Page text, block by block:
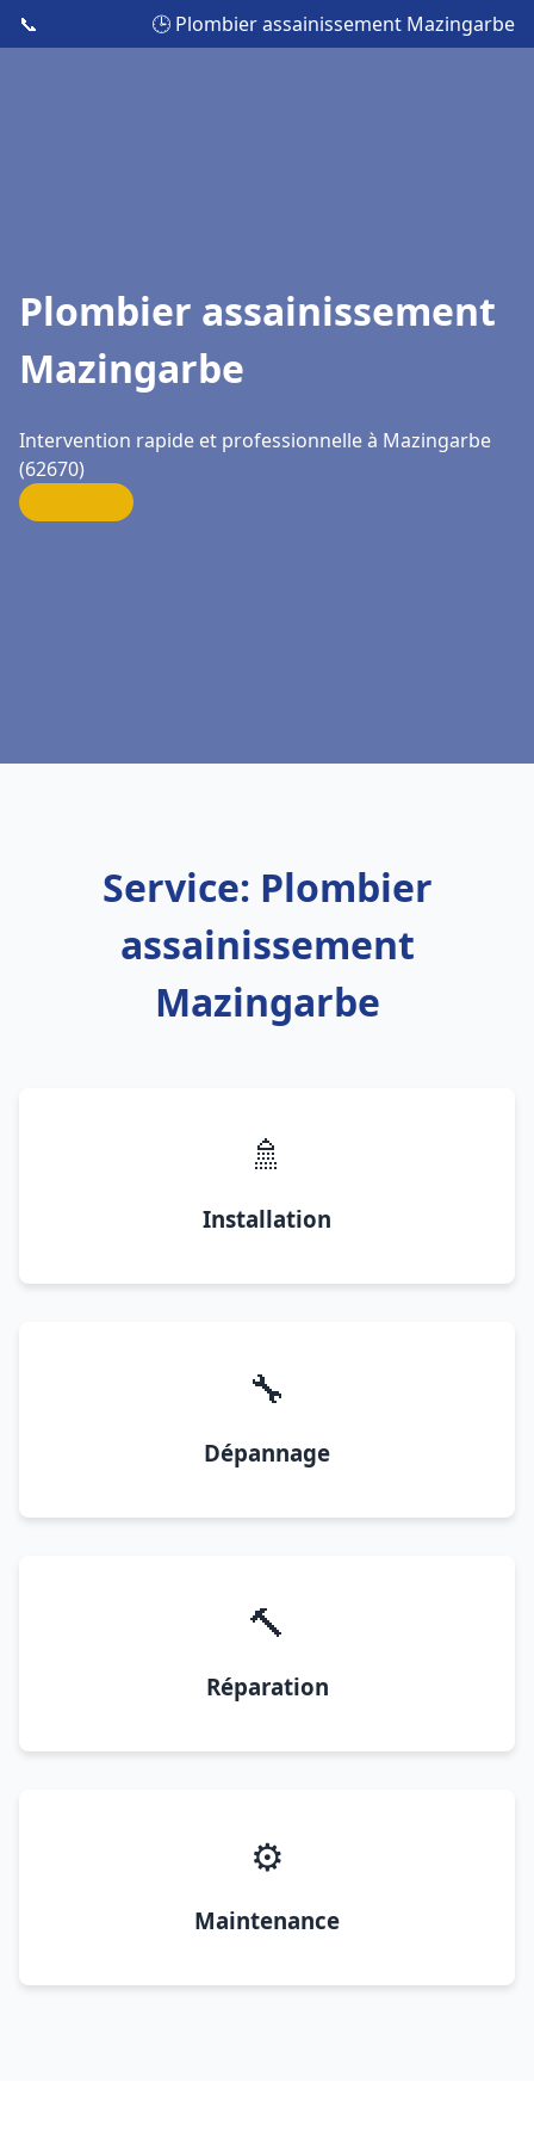
📞 🕒 Plombier assainissement Mazingarbe
Plombier assainissement
Mazingarbe
Intervention rapide et professionnelle à Mazingarbe
(62670)
Service: Plombier
assainissement
Mazingarbe
🚿
Installation
🔧
Dépannage
🔨
Réparation
⚙️
Maintenance